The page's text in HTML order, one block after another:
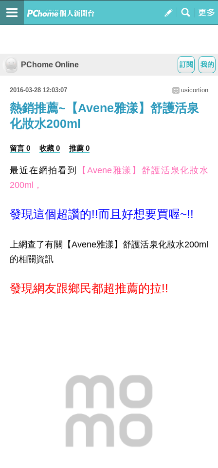
我的
訂閱
PChome Online
2016-03-28 12:03:07 usicortion
熱銷推薦~【Avene雅漾】舒護活泉
化妝水200ml
留言 0 收藏 0 推薦 0
最近在網拍看到
【Avene雅漾】舒護活泉化妝水
200ml，
發現這個超讚的!!而且好想要買喔~!!
上網查了有關【Avene雅漾】舒護活泉化妝水200ml
的相關資訊
發現網友跟鄉民都超推薦的拉!!